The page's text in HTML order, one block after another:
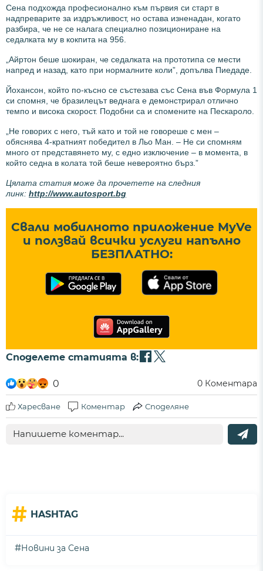
Сена подхожда професионално към първия си старт в
надпреварите за издръжливост, но остава изненадан, когато
разбира, че не се налага специално позициониране на
седалката му в кокпита на 956.
„Айртон беше шокиран, че седалката на прототипа се мести
напред и назад, като при нормалните коли”, допълва Пиедаде.
Йохансон, който по-късно се състезава със Сена във Формула 1
си спомня, че бразилецът веднага е демонстрирал отлично
темпо и висока скорост. Подобни са и спомените на Пескароло.
„Не говорих с него, тъй като и той не говореше с мен –
обяснява 4-кратният победител в Льо Ман. – Не си спомням
много от представянето му, с едно изключение – в момента, в
който седна в колата той беше невероятно бърз.”
Цялата статия може да прочетете на следния
линк: http://www.autosport.bg
Свали мобилното приложение MyVe
и ползвай всички услуги напълно
БЕЗПЛАТНО:
Споделете статията в:
0 0 Коментара
Харесване Коментар Споделяне
# HASHTAG
#Новини за Сена